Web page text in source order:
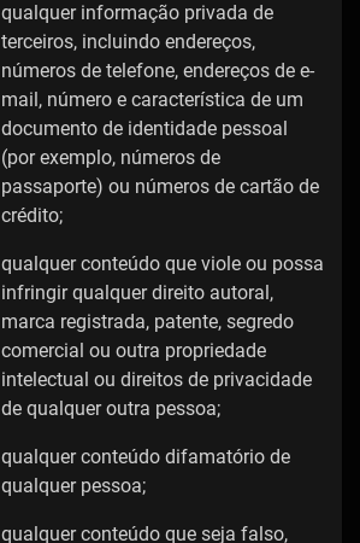
qualquer informação privada de
terceiros, incluindo endereços,
números de telefone, endereços de e-
mail, número e característica de um
documento de identidade pessoal
(por exemplo, números de
passaporte) ou números de cartão de
crédito;
qualquer conteúdo que viole ou possa
infringir qualquer direito autoral,
marca registrada, patente, segredo
comercial ou outra propriedade
intelectual ou direitos de privacidade
de qualquer outra pessoa;
qualquer conteúdo difamatório de
qualquer pessoa;
qualquer conteúdo que seja falso,